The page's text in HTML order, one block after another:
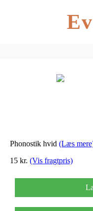
Phonostik hvid (Læs
15 kr. (Vis fragtpris)